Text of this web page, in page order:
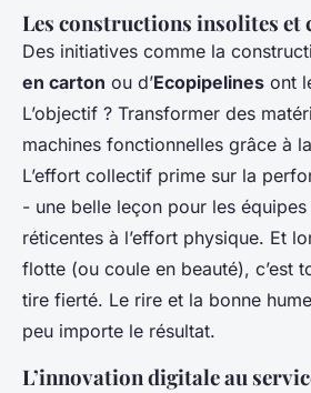
Les constructions insolites et
Des initiatives comme la
en carton ou d’Ecopipelines ont
L’objectif ? Transformer des
machines fonctionnelles grâce à
L’effort collectif prime sur la
- une belle leçon pour les
réticentes à l’effort physique. Et
flotte (ou coule en beauté), c’est
tire fierté. Le rire et la bonne
peu importe le résultat.
L’innovation digitale au